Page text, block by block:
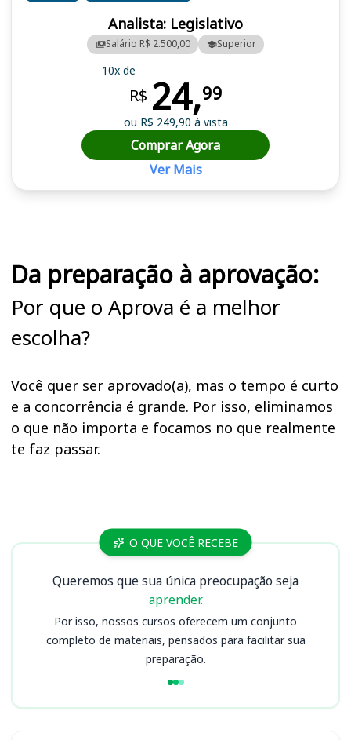
Analista: Legislativo
Salário R$ 2.500,00 Superior
10x de
R$ 24,99
ou R$ 249,90 à vista
Comprar Agora
Ver Mais
Da preparação à aprovação:
Por que o Aprova é a melhor
escolha?
Você quer ser aprovado(a), mas o tempo é curto
e a concorrência é grande. Por isso, eliminamos
o que não importa e focamos no que realmente
te faz passar.
Cursos O QUE VOCÊ RECEBE
Queremos que sua única preocupação seja
aprender.
Por isso, nossos cursos oferecem um conjunto
completo de materiais, pensados para facilitar sua
preparação.